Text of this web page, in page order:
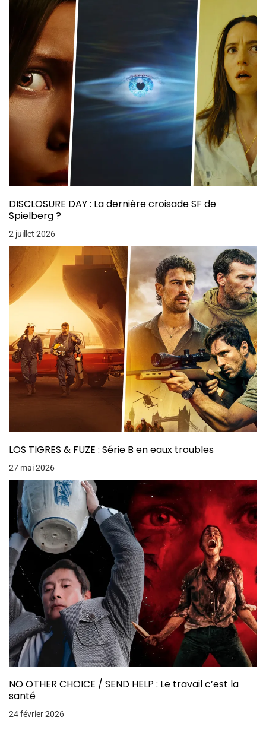
DISCLOSURE DAY : La dernière croisade SF de
Spielberg ?
2 juillet 2026
LOS TIGRES & FUZE : Série B en eaux troubles
27 mai 2026
NO OTHER CHOICE / SEND HELP : Le travail c’est la
santé
24 février 2026